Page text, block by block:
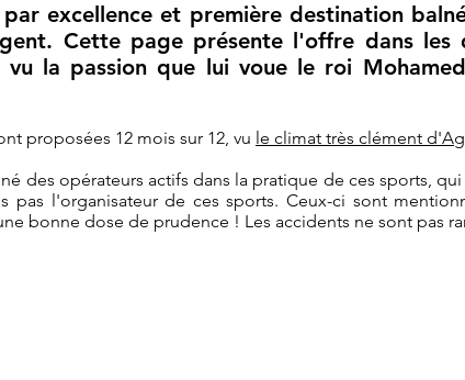
excellence et première destination
Cette page présente l'offre dans
vu la passion que lui voue le roi
proposées 12 mois sur 12, vu le climat très clément
des opérateurs actifs dans la pratique de ces sports,
pas l'organisateur de ces sports. Ceux-ci sont
bonne dose de prudence ! Les accidents ne sont pas